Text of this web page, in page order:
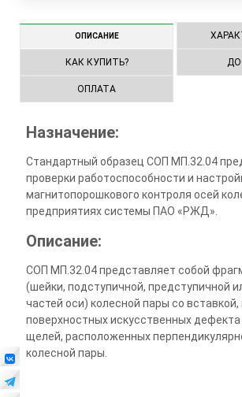
ОПИСАНИЕ
КАК КУПИТЬ?
ОПЛАТА
Назначение:
Стандартный образец СОП МП.32.04
проверки работоспособности и
магнитопорошкового контроля осей
предприятиях системы ПАО «РЖД».
Описание:
СОП МП.32.04 представляет собой
(шейки, подступичной, предступичной
частей оси) колесной пары со
поверхностных искусственных дефекта
щелей, расположенных
колесной пары.